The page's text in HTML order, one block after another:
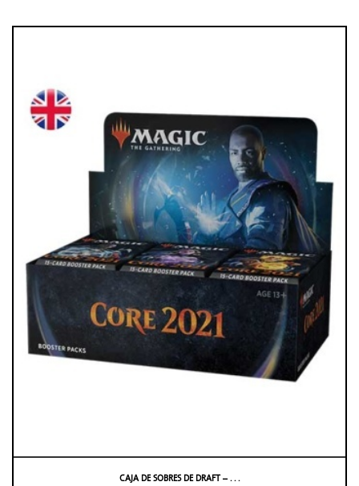
CAJA DE SOBRES DE DRAFT – . . .